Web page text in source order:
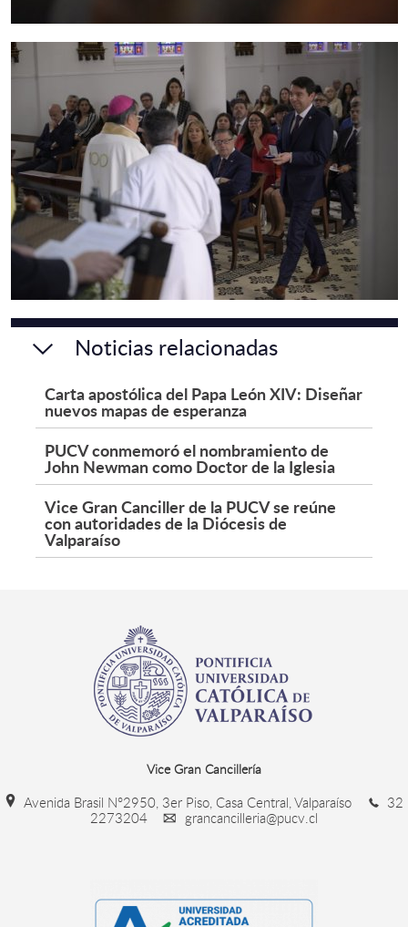
Noticias relacionadas
Carta apostólica del Papa León XIV: Diseñar
nuevos mapas de esperanza
PUCV conmemoró el nombramiento de
John Newman como Doctor de la Iglesia
Vice Gran Canciller de la PUCV se reúne
con autoridades de la Diócesis de
Valparaíso
Vice Gran Cancillería
Avenida Brasil N°2950, 3er Piso, Casa Central, Valparaíso
32
2273204
grancancilleria@pucv.cl